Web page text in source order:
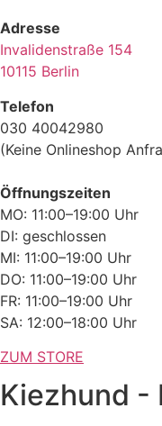
Adresse
Invalidenstraße 154
10115 Berlin
Telefon
030 40042980
(Keine Onlineshop
Öffnungszeiten
MO: 11:00–19:00 Uhr
DI: geschlossen
MI: 11:00–19:00 Uhr
DO: 11:00–19:00 Uhr
FR: 11:00–19:00 Uhr
SA: 12:00–18:00 Uhr
ZUM STORE
Kiezhund -